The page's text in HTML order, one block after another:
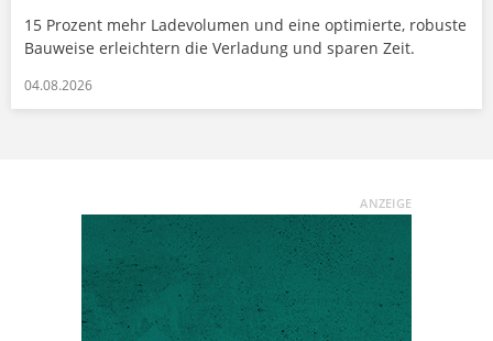
15 Prozent mehr Ladevolumen und eine optimierte, robuste
Bauweise erleichtern die Verladung und sparen Zeit.
04.08.2026
ANZEIGE